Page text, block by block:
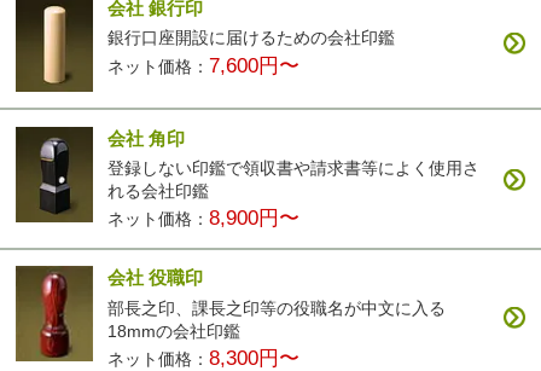
会社 銀行印
銀行口座開設に届けるための会社印鑑
ネット価格：7,600円〜
会社 角印
登録しない印鑑で領収書や請求書等によく使用さ
れる会社印鑑
ネット価格：8,900円〜
会社 役職印
部長之印、課長之印等の役職名が中文に入る
18mmの会社印鑑
ネット価格：8,300円〜